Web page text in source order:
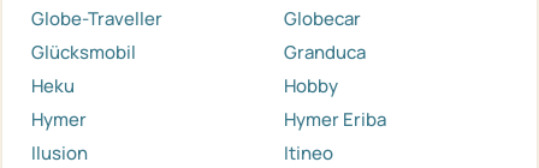
Globe-Traveller
Globecar
Glücksmobil
Granduca
Heku
Hobby
Hymer
Hymer Eriba
Ilusion
Itineo